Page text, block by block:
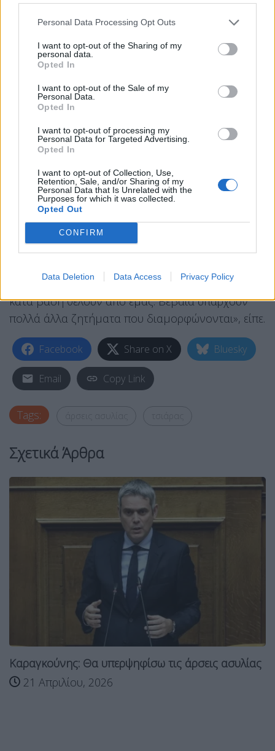
Personal Data Processing Opt Outs
I want to opt-out of the Sharing of my
personal data.
Opted In
I want to opt-out of the Sale of my
Personal Data.
Opted In
I want to opt-out of processing my
Personal Data for Targeted Advertising.
Opted In
I want to opt-out of Collection, Use,
Retention, Sale, and/or Sharing of my
Personal Data that Is Unrelated with the
Purposes for which it was collected.
Opted Out
CONFIRM
Data Deletion Data Access Privacy Policy
της ΝΔ σε σχέση με τον ΟΠΕΚΕΠΕ.
«Ο διάλογος του συνεργάτη μου με τον
προϊστάμενο Λάρισας του ΟΠΕΚΕΠΕ, είναι
ευγενικός, χωρίς φορτικότητα με αγωνία για το τι
λύση μπορεί να υπάρξει στο συγκεκριμένο
ζήτημα», πρόσθεσε και έκανε λόγο για 2.970 ευρώ
ότι ήταν η επιδότηση που δικαιούταν ο
συγκεκριμένος αγρότης.
των συναδέλφων κάποια ερωτήματα που με
απασχολούν. Ποιος είναι ο ρόλος του βουλευτή;
Απλά να παρατηρεί τα γεγονότα; Να διαμεσολαβεί
για κάποια συμφέροντα; Αν κάποιος πιστεύει ότι
σε όλη αυτή τη διαδικασία θα πρέπει να είμαστε
ρόλος που μας αναθέτουν οι πολίτες, που οι ίδιοι
κατά βάση θέλουν από εμάς. Βέβαια υπάρχουν
πολλά άλλα ζητήματα που διαμορφώνονται», είπε.
Facebook Share on X Bluesky
Email Copy Link
Tags:
Σχετικά Άρθρα
Καραγκούνης: Θα υπερψηφίσω τις άρσεις ασυλίας
21 Απριλίου, 2026